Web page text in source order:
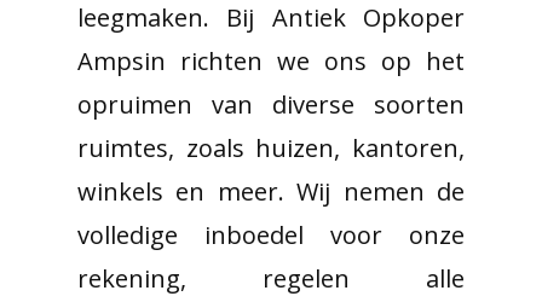
leegmaken. Bij Antiek Opkoper
Ampsin richten we ons op het
opruimen van diverse soorten
ruimtes, zoals huizen, kantoren,
winkels en meer. Wij nemen de
volledige inboedel voor onze
rekening, regelen alle